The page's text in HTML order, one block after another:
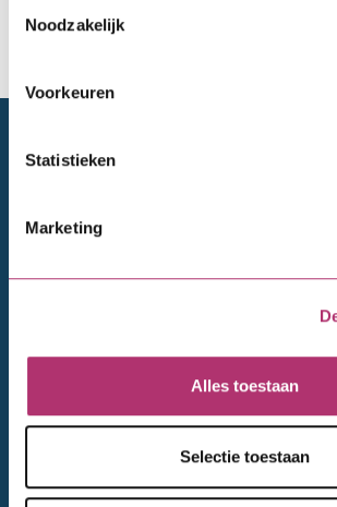
Noodzakelijk
Voorkeuren
Statistieken
Marketing
Alles toestaan
Selectie toestaan
Financieel adviseurs
Bedrijven en ontwikkelaars
Verenigingen, stichtingen en